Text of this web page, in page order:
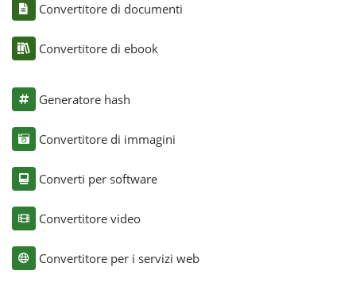
Convertitore di documenti
Convertitore di ebook
Generatore hash
Convertitore di immagini
Converti per software
Convertitore video
Convertitore per i servizi web